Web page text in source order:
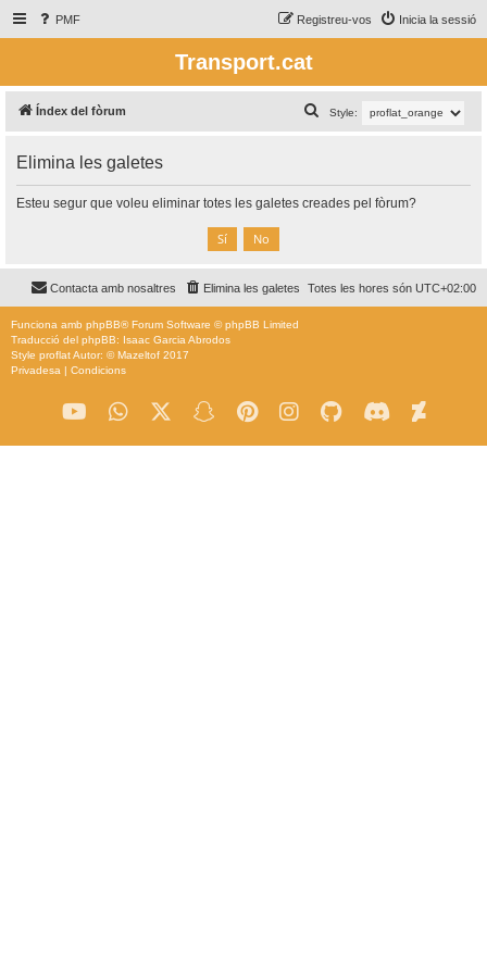
PMF Inicia la sessió
Registreu-vos
Transport.cat
Índex del fòrum Style:
e
c
Elimina les galetes
Esteu segur que voleu eliminar totes les galetes creades pel fòrum?
Totes les hores són UTC+02:00
Elimina les galetes
Contacta amb nosaltres
Funciona amb phpBB® Forum Software © phpBB Limited
Traducció del phpBB: Isaac Garcia Abrodos
Style proflatAutor: ©Mazeltof 2017
Privadesa | Condicions